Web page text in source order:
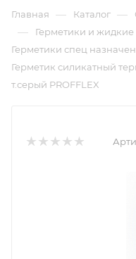
Главная — Каталог —
— Герметики и жидкие
Герметики спец
Герметик силикатный
т.серый PROFFLEX